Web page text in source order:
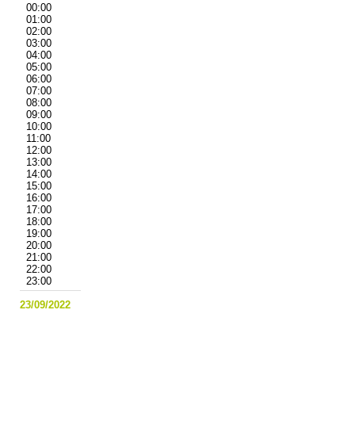
00:00
01:00
02:00
03:00
04:00
05:00
06:00
07:00
08:00
09:00
10:00
11:00
12:00
13:00
14:00
15:00
16:00
17:00
18:00
19:00
20:00
21:00
22:00
23:00
23/09/2022